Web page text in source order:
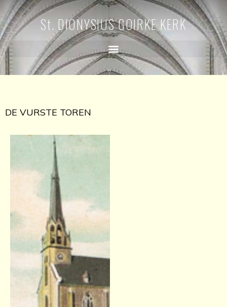
St. DIONYSIUS GOIRKE KERK
DE VURSTE TOREN